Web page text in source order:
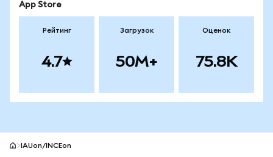
App Store
Рейтинг
4.7
Загрузок
50M+
Оценок
75.8K
IAUon/INCEon